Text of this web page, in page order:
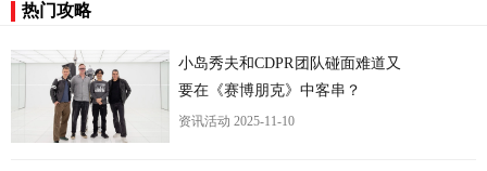
热门攻略
小岛秀夫和CDPR团队碰面难道又
要在《赛博朋克》中客串？
资讯活动 2025-11-10